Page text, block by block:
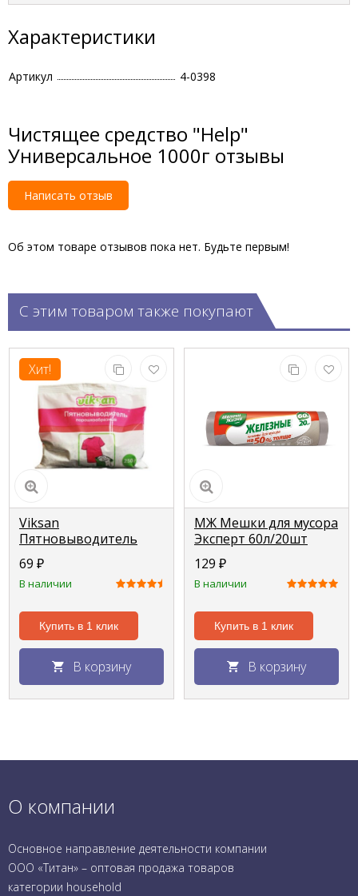
Характеристики
Артикул 4-0398
Чистящее средство "Help"
Универсальное 1000г отзывы
Написать отзыв
Об этом товаре отзывов пока нет. Будьте первым!
С этим товаром также покупают
Хит!
Viksan
Пятновыводитель
250г, пакет
69 ₽
В наличии
Купить в 1 клик
В корзину
МЖ Мешки для мусора
Эксперт 60л/20шт
серые (LDPE 18мкм)
129 ₽
В наличии
Купить в 1 клик
В корзину
О компании
Основное направление деятельности компании
ООО «Титан» – оптовая продажа товаров
категории household